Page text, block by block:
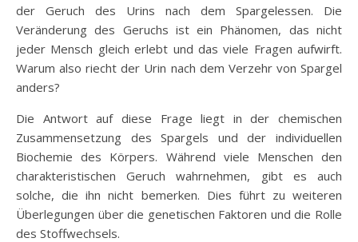
der Geruch des Urins nach dem Spargelessen. Die
Veränderung des Geruchs ist ein Phänomen, das nicht
jeder Mensch gleich erlebt und das viele Fragen aufwirft.
Warum also riecht der Urin nach dem Verzehr von Spargel
anders?
Die Antwort auf diese Frage liegt in der chemischen
Zusammensetzung des Spargels und der individuellen
Biochemie des Körpers. Während viele Menschen den
charakteristischen Geruch wahrnehmen, gibt es auch
solche, die ihn nicht bemerken. Dies führt zu weiteren
Überlegungen über die genetischen Faktoren und die Rolle
des Stoffwechsels.